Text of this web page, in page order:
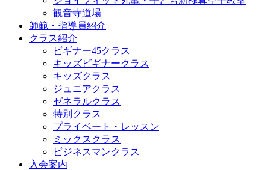
観音寺道場
師範・指導員紹介
クラス紹介
ビギナー45クラス
キッズビギナークラス
キッズクラス
ジュニアクラス
ゼネラルクラス
特別クラス
プライベート・レッスン
ミックスクラス
ビジネスマンクラス
入会案内